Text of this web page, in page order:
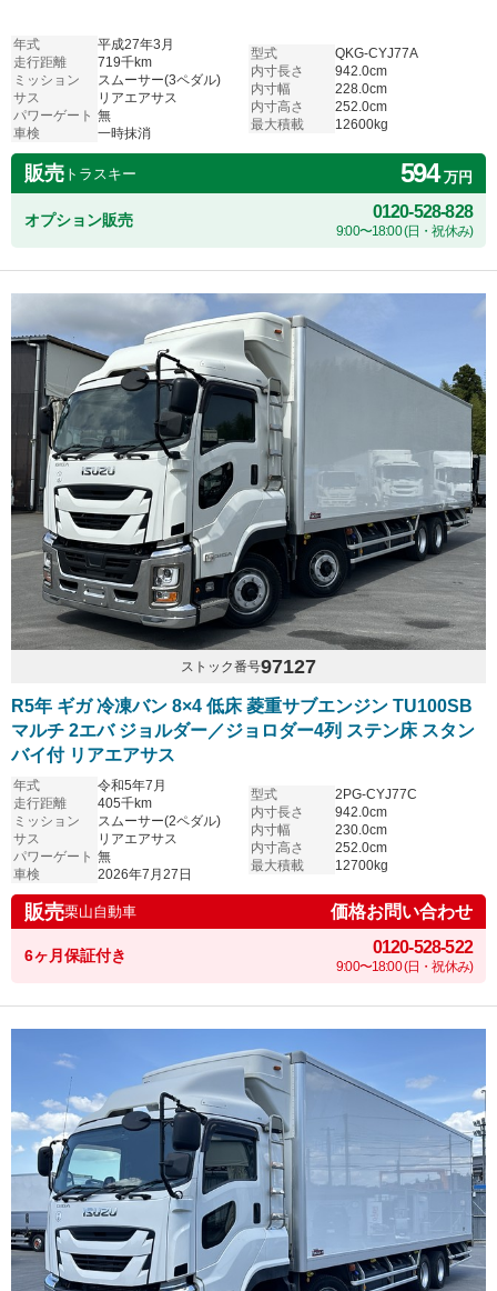
年式
平成27年3月
走行距離
719千km
ミッション
スムーサー(3ペダル)
サス
リアエアサス
パワーゲート 無
車検
一時抹消
型式
QKG-CYJ77A
内寸長さ
942.0cm
内寸幅
228.0cm
内寸高さ
252.0cm
最大積載
12600kg
販売 トラスキー 594万円
オプション販売 0120-528-828
9:00〜18:00 (日・祝休み)
ストック番号97127
R5年 ギガ 冷凍バン 8×4 低床 菱重サブエンジン TU100SB
マルチ 2エバ ジョルダー／ジョロダー4列 ステン床 スタン
バイ付 リアエアサス
年式
令和5年7月
走行距離
405千km
ミッション
スムーサー(2ペダル)
サス
リアエアサス
パワーゲート 無
車検
2026年7月27日
型式
2PG-CYJ77C
内寸長さ
942.0cm
内寸幅
230.0cm
内寸高さ
252.0cm
最大積載
12700kg
販売栗山自動車 価格お問い合わせ
6ヶ月保証付き 0120-528-522
9:00〜18:00 (日・祝休み)